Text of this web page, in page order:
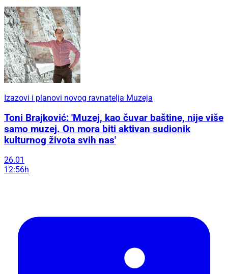
Izazovi i planovi novog ravnatelja Muzeja
Toni Brajković: 'Muzej, kao čuvar baštine, nije više
samo muzej. On mora biti aktivan sudionik
kulturnog života svih nas'
26.01
12:56h